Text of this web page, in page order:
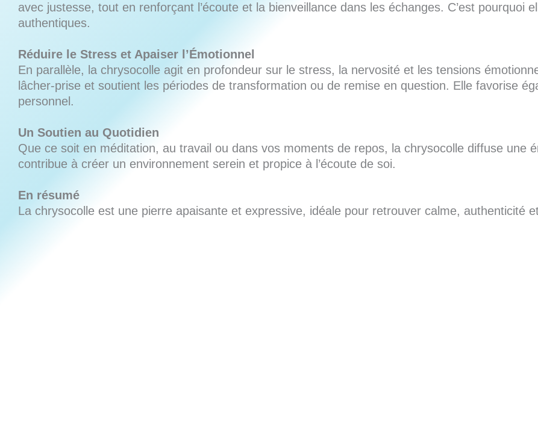
avec justesse, tout en renforçant l’écoute et la bienveillance dans les échanges. C’est pourquoi
authentiques.
Réduire le Stress et Apaiser l’Émotionnel
En parallèle, la chrysocolle agit en profondeur sur le stress, la nervosité et les tensions
lâcher-prise et soutient les périodes de transformation ou de remise en question. Elle favorise
personnel.
Un Soutien au Quotidien
Que ce soit en méditation, au travail ou dans vos moments de repos, la chrysocolle diffuse une
contribue à créer un environnement serein et propice à l’écoute de soi.
En résumé
La chrysocolle est une pierre apaisante et expressive, idéale pour retrouver calme, authenticité